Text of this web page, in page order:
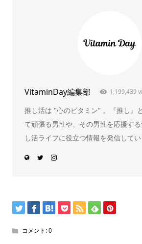
VitaminDay編集部 1,199,439
推し活は "心のビタミン" 。『推し』
て頑張る男性や、その男性を応援す
し活ライフに役立つ情報を発信してい
コメント:0